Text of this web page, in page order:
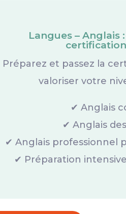
Langues – Anglais
certification
Préparez et passez la
valoriser votre
✔ Anglais
✔ Anglais
✔ Anglais professionnel
✔ Préparation